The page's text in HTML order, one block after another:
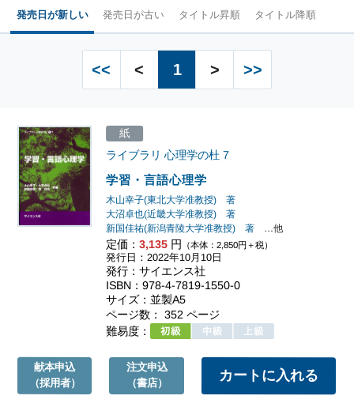
発売日が新しい 発売日が古い タイトル昇順 タイトル降順
<< < 1 > >>
学習・言語心理学
ライブラリ 心理学の杜 7
木山幸子(東北大学准教授) 著
大沼卓也(近畿大学准教授) 著
新国佳祐(新潟青陵大学准教授) 著 …他
定価：3,135 円 （本体：2,850円＋税）
紙
発行日：2022年10月10日
発行：サイエンス社
ISBN：978-4-7819-1550-0
サイズ：並製A5
ページ数： 352 ページ
難易度：
献本申込
（採用者）
注文申込
（書店）